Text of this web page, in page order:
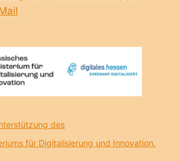
des
für Digitalisierung und Innovation.